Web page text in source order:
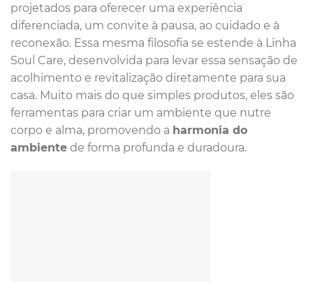
projetados para oferecer uma experiência
diferenciada, um convite à pausa, ao cuidado e à
reconexão. Essa mesma filosofia se estende à Linha
Soul Care, desenvolvida para levar essa sensação de
acolhimento e revitalização diretamente para sua
casa. Muito mais do que simples produtos, eles são
ferramentas para criar um ambiente que nutre
corpo e alma, promovendo a harmonia do
ambiente de forma profunda e duradoura.